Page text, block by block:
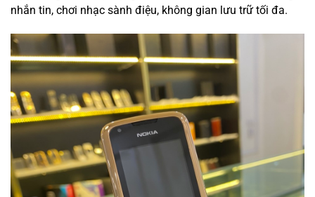
nhắn tin, chơi nhạc sành điệu, không gian lưu trữ tối đa.